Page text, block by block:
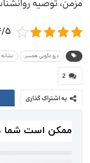
مزمن، توصیه
4/5 - (7
دروغگویی همسر
2
به اشتراک گذاری
ممکن است شما